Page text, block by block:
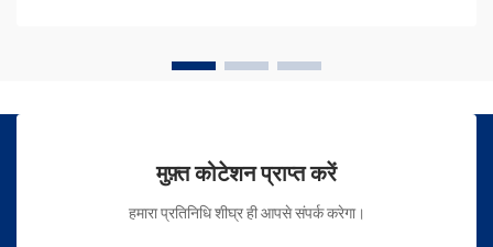
मुफ़्त कोटेशन प्राप्त करें
हमारा प्रतिनिधि शीघ्र ही आपसे संपर्क करेगा।